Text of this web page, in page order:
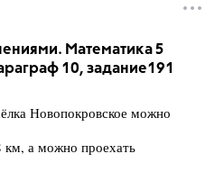
Математика 5
10, задание191
Новопокровское можно
км, а можно проехать